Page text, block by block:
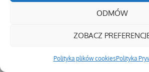
ODMÓW
ZOBACZ
Polityka plików cookiesPolityka